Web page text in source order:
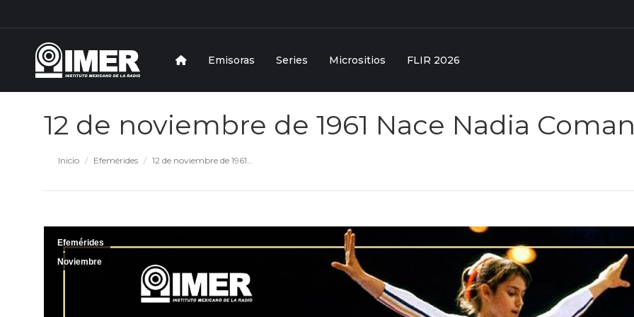
Emisoras Series Micrositios FLIR 2026
12 de noviembre de 1961 Nace Nadia
Inicio Efemérides 12 de noviembre de 1961…
Efemérides
Noviembre